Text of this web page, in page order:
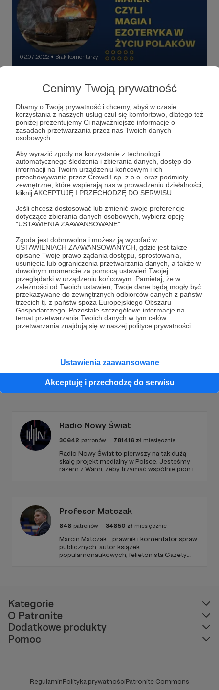
Cenimy Twoją prywatność
Dbamy o Twoją prywatność i chcemy, abyś w czasie
korzystania z naszych usług czuł się komfortowo, dlatego też
poniżej prezentujemy Ci najważniejsze informacje o
zasadach przetwarzania przez nas Twoich danych
osobowych.
Aby wyrazić zgody na korzystanie z technologii
automatycznego śledzenia i zbierania danych, dostęp do
informacji na Twoim urządzeniu końcowym i ich
przechowywanie przez Crowd8 sp. z o.o. oraz podmioty
zewnętrzne, które wspierają nas w prowadzeniu działalności,
kliknij AKCEPTUJĘ I PRZECHODZĘ DO SERWISU.
Jeśli chcesz dostosować lub zmienić swoje preferencje
dotyczące zbierania danych osobowych, wybierz opcję
"USTAWIENIA ZAAWANSOWANE".
Zgoda jest dobrowolna i możesz ją wycofać w
USTAWIENIACH ZAAWANSOWANYCH, gdzie jest także
opisane Twoje prawo żądania dostępu, sprostowania,
usunięcia lub ograniczenia przetwarzania danych, a także w
dowolnym momencie za pomocą ustawień Twojej
przeglądarki w urządzeniu końcowym. Pamiętaj, że w
zależności od Twoich ustawień, Twoje dane będą mogły być
przekazywane do zewnętrznych odbiorców danych z państw
trzecich tj. z państw spoza Europejskiego Obszaru
Gospodarczego. Pozostałe szczegółowe informacje na
temat przetwarzania Twoich danych w tym celów
przetwarzania znajdują się w naszej polityce prywatności.
Ustawienia zaawansowane
Akceptuję i przechodzę do serwisu
02.07.2022 ● Brak komentarzy
Polków cz. II
Polaków traktuje te sprawy poważnie i chronią się za
pomocą amuletów. Rzadziej kierujemy się już zasadami
Feng Shui. Ale magia i sprawy tejamne nas pociągają.
Zapraszam na drugą część rozmowy z Markiem
Wdowczykiem o magii i ezoteryce w życiu Polaków.
magia ezoteryka wróżby +7
Dołącz do grona Patronów!
Wesprzyj działalność Autoraludzie są ciekawijuż
teraz!
Zostań Patronem
Promowani autorzy
Radio Nowy Świat
30642 patronów 781416 zł miesięcznie
Radio Nowy Świat to pierwszy na tak dużą
skalę projekt medialny w Polsce. Jesteśmy
razem z Wami, żeby trzymać wspólnie pion i
Profesor Matczak
848 patronów 34850 zł miesięcznie
Marcin Matczak - prawnik i komentator spraw
publicznych, autor książek
popularnonaukowych, felietonista Gazety
Kategorie
O Patronite
Dodatkowe produkty
Pomoc
RegulaminPolityka prywatnościPatronite Commons